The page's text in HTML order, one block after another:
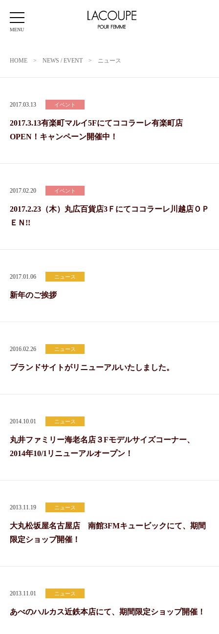
MENU
HOME > NEWS / EVENT > ニュース
2017.03.13 イベント
2017.3.13有楽町マルイ5Fにてココラーレ有楽町店
OPEN！キャンペーン開催中！
2017.02.20 イベント
2017.2.23（木）丸広百貨店3Ｆにてココラーレ川越店ＯＰ
ＥＮ!!
2017.01.06 ニュース
新年のご挨拶
2016.02.26 ニュース
ブランドサイトがリニューアルいたしました。
2014.10.01 ニュース
丸井ファミリー海老名店３Fモデルサイズコーナー、
2014年10/1リニューアルオープン！
2013.11.19 ニュース
大丸松坂屋名古屋店 南館3FMキュービックにて、期間
限定ショップ開催！
2013.11.01 ニュース
あべのハルカス近鉄本店にて、期間限定ショップ開催！